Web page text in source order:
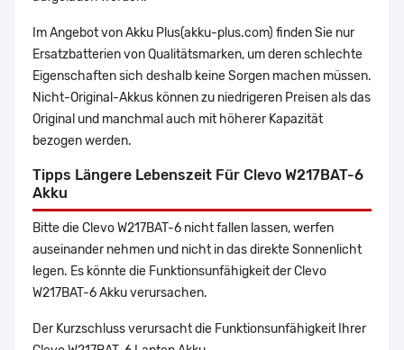
Im Angebot von Akku Plus(akku-plus.com) finden Sie nur
Ersatzbatterien von Qualitätsmarken, um deren schlechte
Eigenschaften sich deshalb keine Sorgen machen müssen.
Nicht-Original-Akkus können zu niedrigeren Preisen als das
Original und manchmal auch mit höherer Kapazität
bezogen werden.
Tipps Längere Lebenszeit Für Clevo W217BAT-6
Akku
Bitte die Clevo W217BAT-6 nicht fallen lassen, werfen
auseinander nehmen und nicht in das direkte Sonnenlicht
legen. Es könnte die Funktionsunfähigkeit der Clevo
W217BAT-6 Akku verursachen.
Der Kurzschluss verursacht die Funktionsunfähigkeit Ihrer